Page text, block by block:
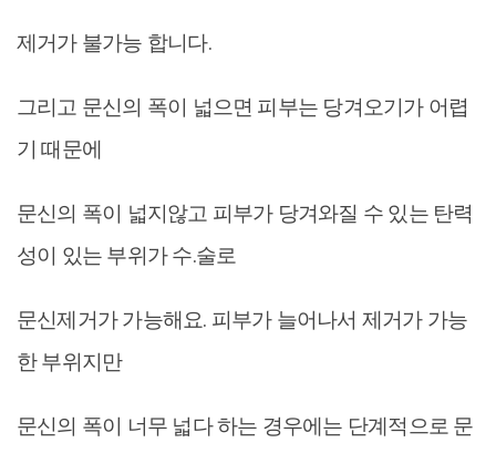
제거가 불가능 합니다.
그리고 문신의 폭이 넓으면 피부는 당겨오기가 어렵
기 때문에
문신의 폭이 넓지않고 피부가 당겨와질 수 있는 탄력
성이 있는 부위가 수.술로
문신제거가 가능해요. 피부가 늘어나서 제거가 가능
한 부위지만
문신의 폭이 너무 넓다 하는 경우에는 단계적으로 문